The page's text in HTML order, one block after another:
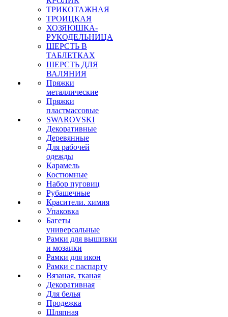
ТРИКОТАЖНАЯ
ТРОИЦКАЯ
ХОЗЯЮШКА-
РУКОДЕЛЬНИЦА
ШЕРСТЬ В
ТАБЛЕТКАХ
ШЕРСТЬ ДЛЯ
ВАЛЯНИЯ
Пряжки
металлические
Пряжки
пластмассовые
SWAROVSKI
Декоративные
Деревянные
Для рабочей
одежды
Карамель
Костюмные
Набор пуговиц
Рубашечные
Красители. химия
Упаковка
Багеты
универсальные
Рамки для вышивки
и мозаики
Рамки для икон
Рамки с паспарту
Вязаная, тканая
Декоративная
Для белья
Продежка
Шляпная